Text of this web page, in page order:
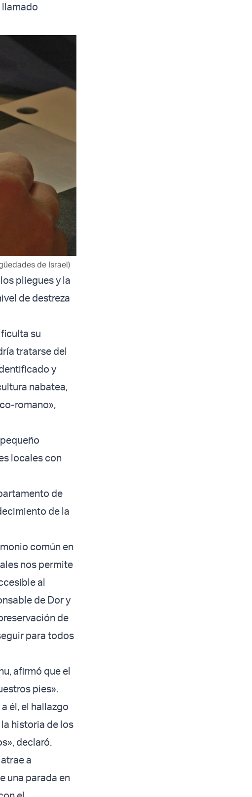
de Israel)
pliegues y la
de destreza
su
tratarse del
y
nabatea,
romano»,
locales con
de
de la
común en
nos permite
al
de Dor y
de
para todos
afirmó que el
pies».
él, el hallazgo
historia de los
declaró.
a
una parada en